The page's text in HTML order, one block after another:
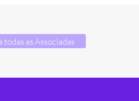
todas as Associadas